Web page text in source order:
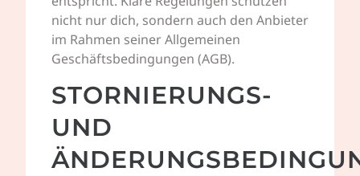
nicht nur dich, sondern auch den Anbieter
im Rahmen seiner Allgemeinen
Geschäftsbedingungen (AGB).
STORNIERUNGS-
UND